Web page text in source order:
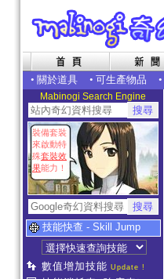
• 關於道具 • 可生產物品 •
Mabinogi Search Engine
裝備套裝
來啟動特
殊套裝效
果能力！
技能快查 - Skill Jump
數值增加技能 Update !